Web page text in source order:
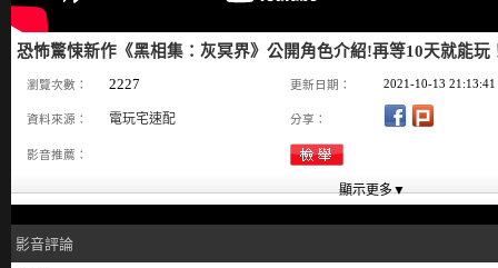
恐怖驚悚新作《黑相集：灰冥界》公開角色介紹!再等10天就能玩
瀏覽次數： 2227 更新日期： 2021-10-13 21:13:41
資料來源： 電玩宅速配 分享：
影音推薦：
影音評論